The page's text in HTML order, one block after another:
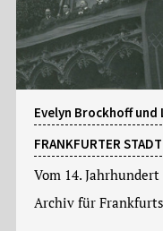
Evelyn Brockhoff
FRANKFURTER
Vom 14. Jahrhundert
Archiv für